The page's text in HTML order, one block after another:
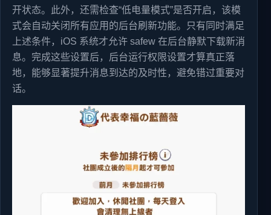
开状态。此外，还需检查“低电量模式”是否开启，该模
式会自动关闭所有应用的后台刷新功能。只有同时满足
上述条件，iOS 系统才允许 safew 在后台静默下载新消
息。完成这些设置后，后台运行权限设置才算真正落
地，能够显著提升消息到达的及时性，避免错过重要对
话。